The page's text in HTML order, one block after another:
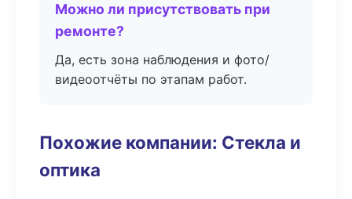
Можно ли присутствовать при
ремонте?
Да, есть зона наблюдения и фото/
видеоотчёты по этапам работ.
Похожие компании: Стекла и
оптика